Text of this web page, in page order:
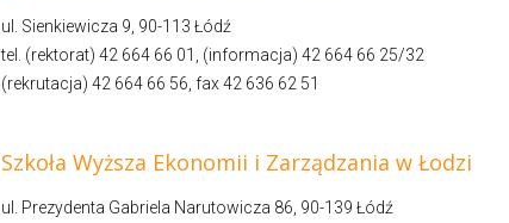
ul. Sienkiewicza 9, 90-113 Łódź
tel. (rektorat) 42 664 66 01, (informacja) 42 664 66 25/32
(rekrutacja) 42 664 66 56, fax 42 636 62 51
Szkoła Wyższa Ekonomii i Zarządzania w Łodzi
ul. Prezydenta Gabriela Narutowicza 86, 90-139 Łódź